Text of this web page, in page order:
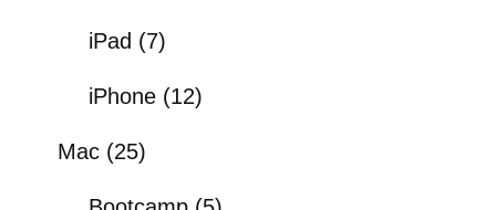
iPad (7)
iPhone (12)
Mac (25)